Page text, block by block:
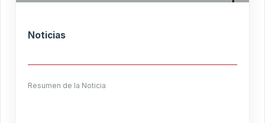
Noticias
Resumen de la Noticia